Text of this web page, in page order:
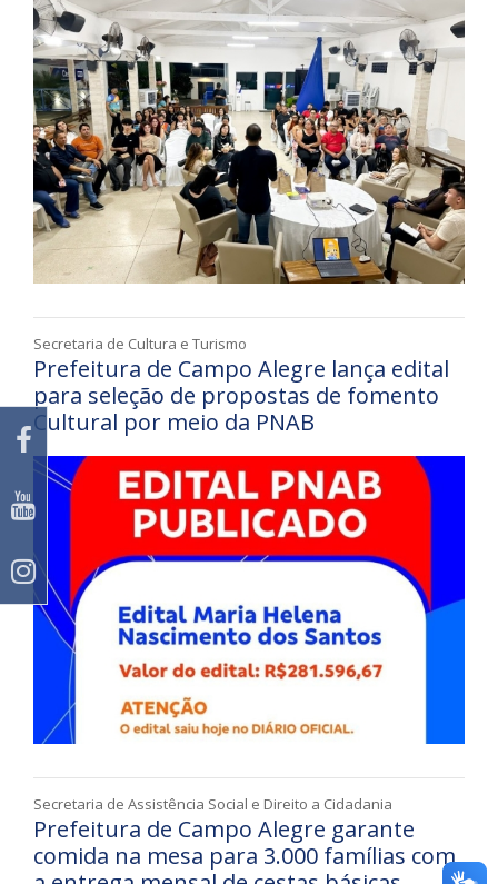
Secretaria de Cultura e Turismo
Prefeitura de Campo Alegre lança edital
para seleção de propostas de fomento
Cultural por meio da PNAB
Secretaria de Assistência Social e Direito a Cidadania
Prefeitura de Campo Alegre garante
comida na mesa para 3.000 famílias com